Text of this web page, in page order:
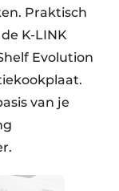
Praktisch
K-LINK
Evolution
van je